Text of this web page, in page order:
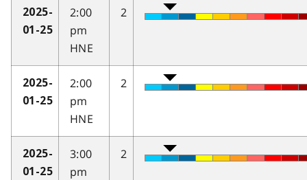
2025-
01-25
2:00
pm
HNE
2
2025-
01-25
2:00
pm
HNE
2
2025-
01-25
3:00
pm
2